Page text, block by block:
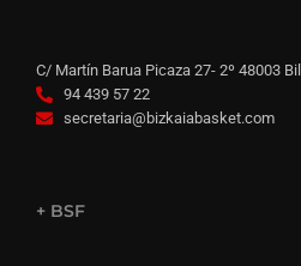
C/ Martín Barua Picaza 27- 2º 48003
94 439 57 22
secretaria@bizkaiabasket.com
+ BSF